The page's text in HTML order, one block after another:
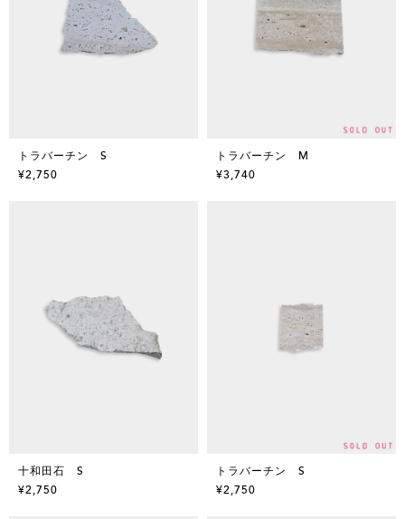
トラバーチン S
¥2,750
トラバーチン M
¥3,740
十和田石 S
¥2,750
トラバーチン S
¥2,750